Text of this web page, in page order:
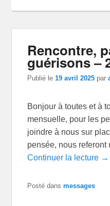
Rencontre,
guérisons –
Publié le19 avril 2025 par
Bonjour à toutes et à
mensuelle, pour les
joindre à nous sur
pensée, nous referont
Continuer la lecture →
Posté dans messages